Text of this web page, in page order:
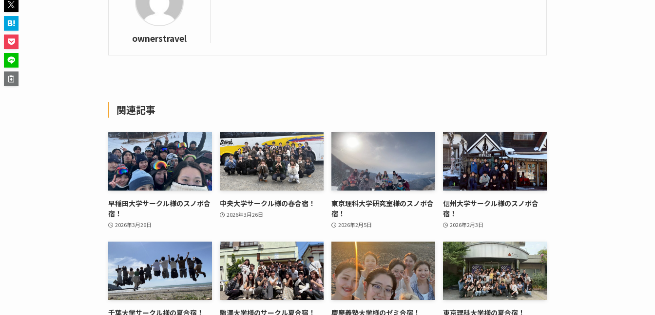
ownerstravel
関連記事
早稲田大学サークル様のスノボ合
宿！
2026年3月26日
中央大学サークル様の春合宿！
2026年3月26日
東京理科大学研究室様のスノボ合
宿！
2026年2月5日
信州大学サークル様のスノボ合
宿！
2026年2月3日
千葉大学サークル様の夏合宿！ 駒澤大学様のサークル夏合宿！ 慶應義塾大学様のゼミ合宿！ 東京理科大学様の夏合宿！